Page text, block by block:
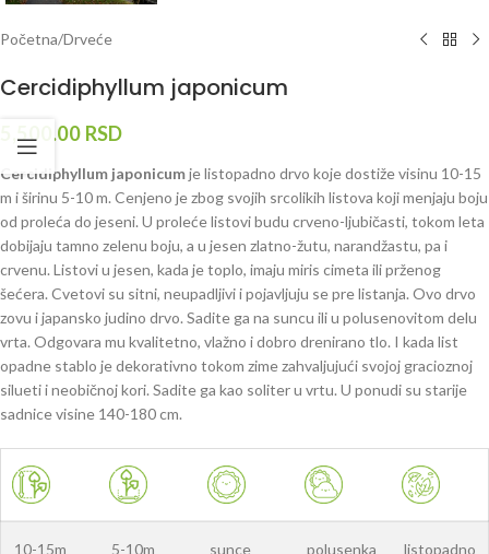
Početna/Drveće
Cercidiphyllum japonicum
5,500.00 RSD
Cercidiphyllum japonicumje listopadno drvo koje dostiže visinu 10-15
m i širinu 5-10 m. Cenjeno je zbog svojih srcolikih listova koji menjaju boju
od proleća do jeseni. U proleće listovi budu crveno-ljubičasti, tokom leta
dobijaju tamno zelenu boju, a u jesen zlatno-žutu, narandžastu, pa i
crvenu. Listovi u jesen, kada je toplo, imaju miris cimeta ili prženog
šećera. Cvetovi su sitni, neupadljivi i pojavljuju se pre listanja. Ovo drvo
zovu i japansko judino drvo. Sadite ga na suncu ili u polusenovitom delu
vrta. Odgovara mu kvalitetno, vlažno i dobro drenirano tlo. I kada list
opadne stablo je dekorativno tokom zime zahvaljujući svojoj gracioznoj
silueti i neobičnoj kori. Sadite ga kao soliter u vrtu. U ponudi su starije
sadnice visine 140-180 cm.
10-15m 5-10m sunce polusenka listopadno